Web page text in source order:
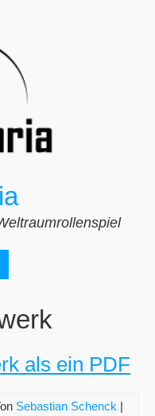
als ein PDF
Sebastian Schenck |